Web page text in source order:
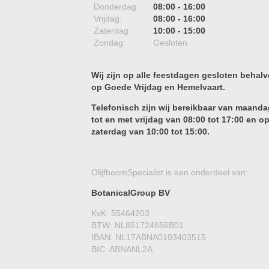
Donderdag:
08:00 - 16:00
Vrijdag:
08:00 - 16:00
Zaterdag:
10:00 - 15:00
Zondag:
Gesloten
Wij zijn op alle feestdagen gesloten
op Goede Vrijdag en Hemelvaart.
Telefonisch zijn wij bereikbaar van
tot en met vrijdag van 08:00 tot 17:00 en op
zaterdag van 10:00 tot 15:00.
OlijfboomSpecialist is een onderdeel van:
BotanicalGroup BV
KvK: 55464203
BTW: NL851724656B01
IBAN: NL17ABNA0103403515
BIC: ABNANL2A